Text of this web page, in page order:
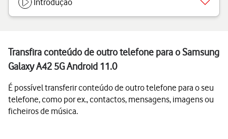
Introdução
Transfira conteúdo de outro telefone para o Samsung
Galaxy A42 5G Android 11.0
É possível transferir conteúdo de outro telefone para o seu
telefone, como por ex., contactos, mensagens, imagens ou
ficheiros de música.